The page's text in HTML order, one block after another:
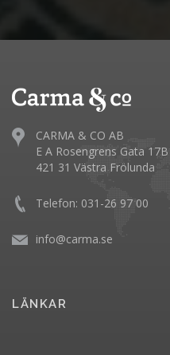
CARMA & CO AB
E A Rosengrens Gata 17B
421 31 Västra Frölunda
Telefon: 031-26 97 00
info@carma.se
LÄNKAR